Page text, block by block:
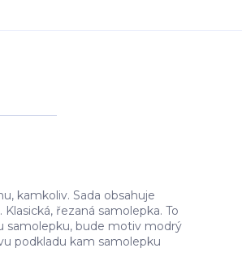
kamkoliv. Sada obsahuje
řezaná samolepka. To
samolepku, bude motiv modrý
podkladu kam samolepku